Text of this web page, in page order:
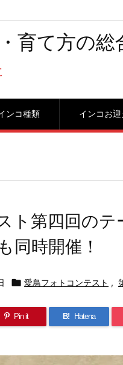
育て方の総
ンコ種類 インコお迎
ト第四回のテ
同時開催！
 愛鳥フォトコンテスト ,
Pin it B! Hatena